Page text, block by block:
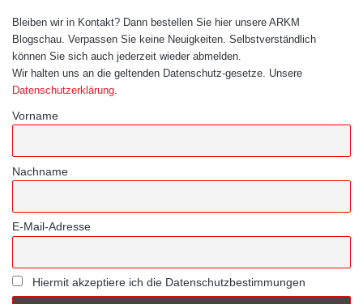
Bleiben wir in Kontakt? Dann bestellen Sie hier unsere ARKM
Blogschau. Verpassen Sie keine Neuigkeiten. Selbstverständlich
können Sie sich auch jederzeit wieder abmelden.
Wir halten uns an die geltenden Datenschutz-gesetze. Unsere
Datenschutzerklärung
Vorname
Nachname
E-Mail-Adresse
Hiermit akzeptiere ich die Datenschutzbestimmungen